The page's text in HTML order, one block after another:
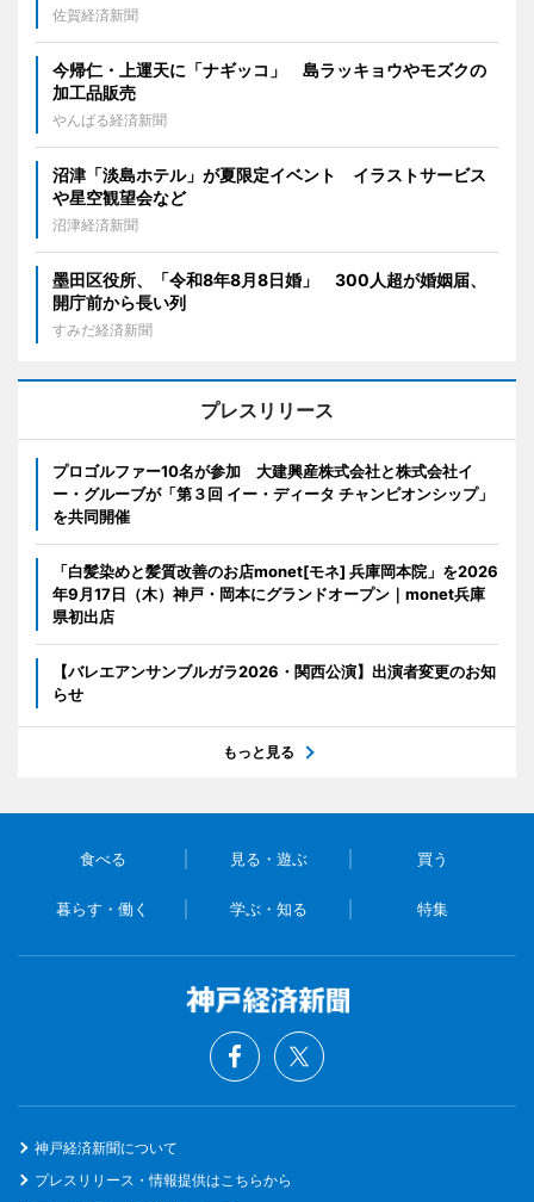
佐賀経済新聞
今帰仁・上運天に「ナギッコ」 島ラッキョウやモズクの
加工品販売
やんばる経済新聞
沼津「淡島ホテル」が夏限定イベント イラストサービス
や星空観望会など
沼津経済新聞
墨田区役所、「令和8年8月8日婚」 300人超が婚姻届、
開庁前から長い列
すみだ経済新聞
プレスリリース
プロゴルファー10名が参加 大建興産株式会社と株式会社イ
ー・グルーブが「第３回 イー・ディータ チャンピオンシップ」
を共同開催
「白髪染めと髪質改善のお店monet[モネ] 兵庫岡本院」を2026
年9月17日（木）神戸・岡本にグランドオープン｜monet兵庫
県初出店
【バレエアンサンブルガラ2026・関西公演】出演者変更のお知
らせ
もっと見る
食べる 見る・遊ぶ 買う
暮らす・働く 学ぶ・知る 特集
神戸経済新聞について
プレスリリース・情報提供はこちらから